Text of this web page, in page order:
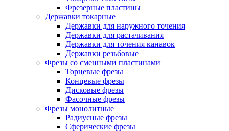
Фрезерные пластины
Державки токарные
Державки для наружного точения
Державки для растачивания
Державки для точения канавок
Державки резьбовые
Фрезы со сменными пластинами
Торцевые фрезы
Концевые фрезы
Дисковые фрезы
Фасочные фрезы
Фрезы монолитные
Радиусные фрезы
Сферические фрезы